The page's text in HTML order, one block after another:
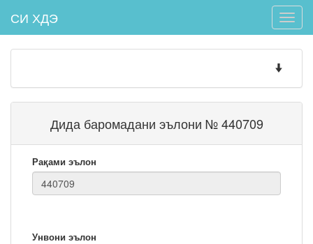
Toggle
СИ ХДЭ
Toggle
Дида баромадани эълони № 440709
Рақами эълон
Унвони эълон